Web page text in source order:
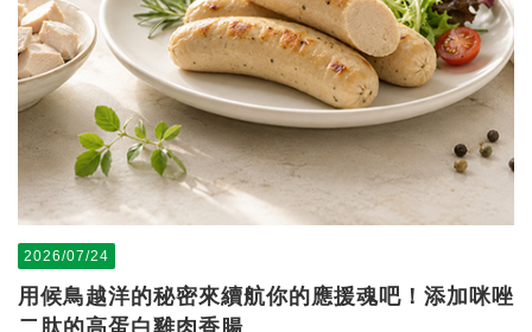
2026/07/24
用候鳥越洋的秘密來續航你的應援魂吧！添加咪唑
二肽的高蛋白雞肉香腸